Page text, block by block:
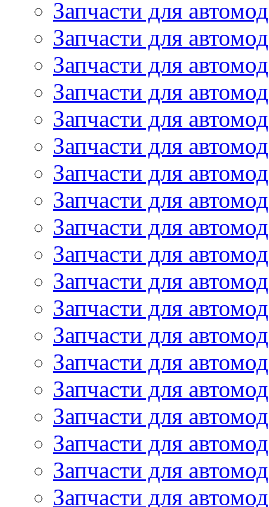
Запчасти для
Запчасти для
Запчасти для
Запчасти для
Запчасти для
Запчасти для
Запчасти для
Запчасти для
Запчасти для
Запчасти для
Запчасти для
Запчасти для
Запчасти для
Запчасти для
Запчасти для
Запчасти для
Запчасти для
Запчасти для
Запчасти для